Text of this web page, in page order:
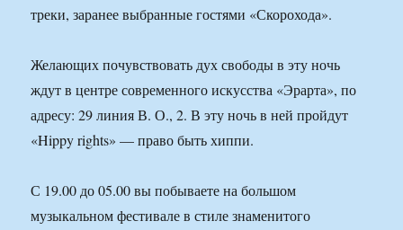
треки, заранее выбранные гостями «Скорохода».
Желающих почувствовать дух свободы в эту ночь
ждут в центре современного искусства «Эрарта», по
адресу: 29 линия В. О., 2. В эту ночь в ней пройдут
«Hippy rights» — право быть хиппи.
С 19.00 до 05.00 вы побываете на большом
музыкальном фестивале в стиле знаменитого